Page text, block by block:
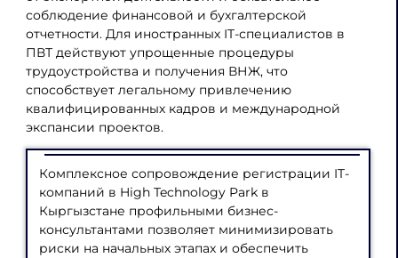
соблюдение финансовой и бухгалтерской
отчетности. Для иностранных IT-специалистов в
ПВТ действуют упрощенные процедуры
трудоустройства и получения ВНЖ, что
способствует легальному привлечению
квалифицированных кадров и международной
экспансии проектов.
Комплексное сопровождение регистрации IT-
компаний в High Technology Park в
Кыргызстане профильными бизнес-
консультантами позволяет минимизировать
риски на начальных этапах и обеспечить